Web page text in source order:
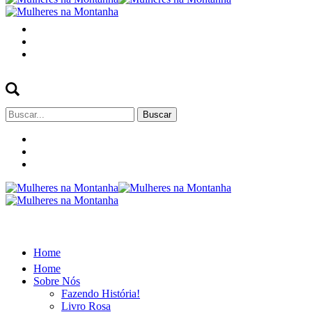
Buscar
por:
Home
Home
Sobre Nós
Fazendo História!
Livro Rosa